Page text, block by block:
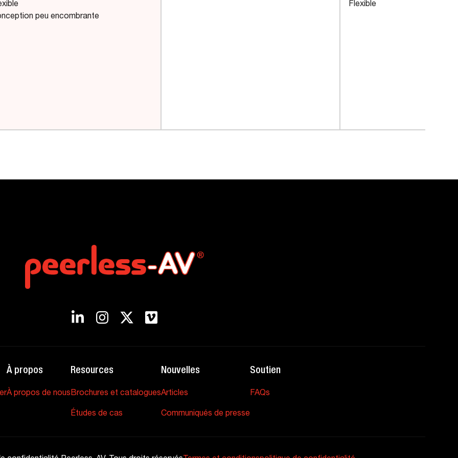
peu encombrante
Flexible
À propos
À propos de nous
Resources
Brochures et catalogues
Études de cas
Nouvelles
Articles
Communiqués de presse
Soutien
FAQs